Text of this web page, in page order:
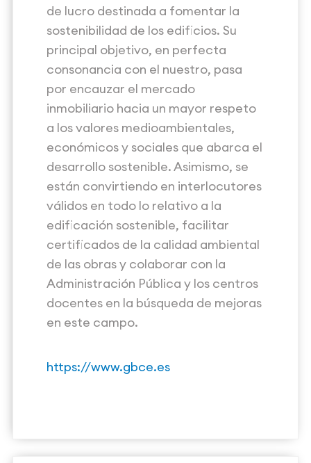
de lucro destinada a fomentar la
sostenibilidad de los edificios. Su
principal objetivo, en perfecta
consonancia con el nuestro, pasa
por encauzar el mercado
inmobiliario hacia un mayor respeto
a los valores medioambientales,
económicos y sociales que abarca el
desarrollo sostenible. Asimismo, se
están convirtiendo en interlocutores
válidos en todo lo relativo a la
edificación sostenible, facilitar
certificados de la calidad ambiental
de las obras y colaborar con la
Administración Pública y los centros
docentes en la búsqueda de mejoras
en este campo.
https://www.gbce.es